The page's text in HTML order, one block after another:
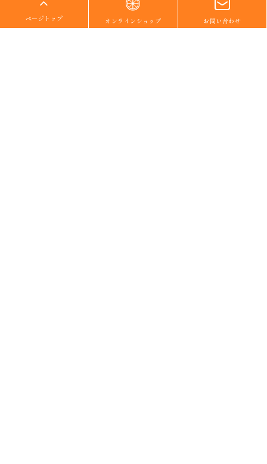
ページトップ オンラインショップ お問い合わせ
また、ゼリーなどのオリジナル商品や、その他の果実の販売もおこ
なっております。